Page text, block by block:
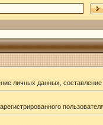
личных данных,